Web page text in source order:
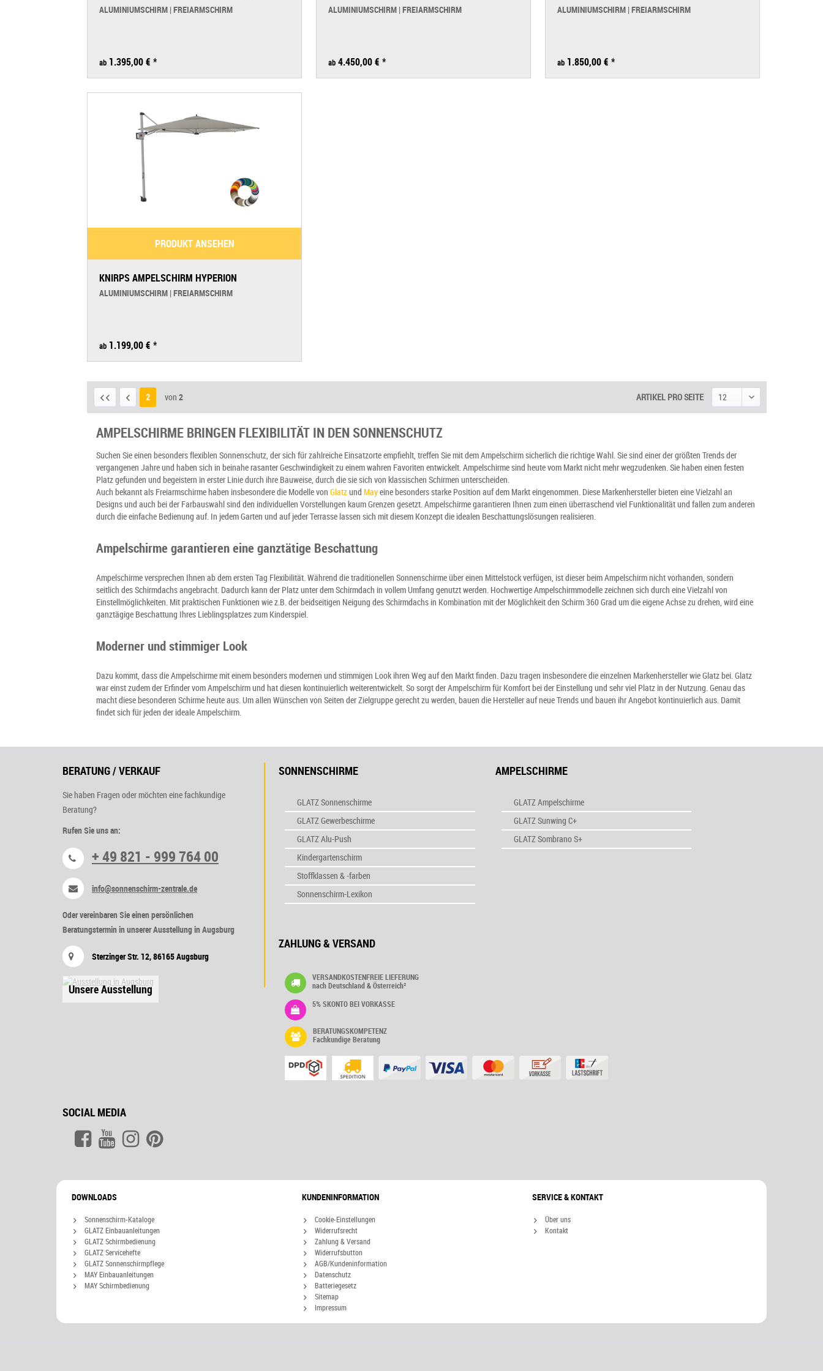
ALUMINIUMSCHIRM | FREIARMSCHIRM
ab 1.395,00 € *
ALUMINIUMSCHIRM | FREIARMSCHIRM
ab 4.450,00 € *
ALUMINIUMSCHIRM | FREIARMSCHIRM
ab1.850,00 € *
PRODUKT ANSEHEN
KNIRPS AMPELSCHIRM HYPERION
ALUMINIUMSCHIRM | FREIARMSCHIRM
ab 1.199,00 € *
2 von 2 ARTIKEL PRO SEITE
AMPELSCHIRME BRINGEN FLEXIBILITÄT IN DEN SONNENSCHUTZ
Suchen Sie einen besonders flexiblen Sonnenschutz, der sich für zahlreiche Einsatzorte empfiehlt, treffen Sie mit dem Ampelschirm sicherlich die richtige Wahl. Sie sind einer der größten Trends der
vergangenen Jahre und haben sich in beinahe rasanter Geschwindigkeit zu einem wahren Favoriten entwickelt. Ampelschirme sind heute vom Markt nicht mehr wegzudenken. Sie haben einen festen
Platz gefunden und begeistern in erster Linie durch ihre Bauweise, durch die sie sich von klassischen Schirmen unterscheiden.
Auch bekannt als Freiarmschirme haben insbesondere die Modelle von Glatzund Mayeine besonders starke Position auf dem Markt eingenommen. Diese Markenhersteller bieten eine Vielzahl an
Designs und auch bei der Farbauswahl sind den individuellen Vorstellungen kaum Grenzen gesetzt. Ampelschirme garantieren Ihnen zum einen überraschend viel Funktionalität und fallen zum anderen
durch die einfache Bedienung auf. In jedem Garten und auf jeder Terrasse lassen sich mit diesem Konzept die idealen Beschattungslösungen realisieren.
Ampelschirme garantieren eine ganztätige Beschattung
Ampelschirme versprechen Ihnen ab dem ersten Tag Flexibilität. Während die traditionellen Sonnenschirme über einen Mittelstock verfügen, ist dieser beim Ampelschirm nicht vorhanden, sondern
seitlich des Schirmdachs angebracht. Dadurch kann der Platz unter dem Schirmdach in vollem Umfang genutzt werden. Hochwertige Ampelschirmmodelle zeichnen sich durch eine Vielzahl von
Einstellmöglichkeiten. Mit praktischen Funktionen wie z.B. der beidseitigen Neigung des Schirmdachs in Kombination mit der Möglichkeit den Schirm 360 Grad um die eigene Achse zu drehen, wird eine
ganztägige Beschattung Ihres Lieblingsplatzes zum Kinderspiel.
Moderner und stimmiger Look
Dazu kommt, dass die Ampelschirme mit einem besonders modernen und stimmigen Look ihren Weg auf den Markt finden. Dazu tragen insbesondere die einzelnen Markenhersteller wie Glatz bei. Glatz
war einst zudem der Erfinder vom Ampelschirm und hat diesen kontinuierlich weiterentwickelt. So sorgt der Ampelschirm für Komfort bei der Einstellung und sehr viel Platz in der Nutzung. Genau das
macht diese besonderen Schirme heute aus. Um allen Wünschen von Seiten der Zielgruppe gerecht zu werden, bauen die Hersteller auf neue Trends und bauen ihr Angebot kontinuierlich aus. Damit
findet sich für jeden der ideale Ampelschirm.
BERATUNG / VERKAUF
Sie haben Fragen oder möchten eine fachkundige
Beratung?
Rufen Sie uns an:
+ 49 821 - 999 764 00
info@sonnenschirm-zentrale.de
Oder vereinbaren Sie einen persönlichen
Beratungstermin in unserer Ausstellung in Augsburg
Sterzinger Str. 12, 86165 Augsburg
Unsere Ausstellung
SONNENSCHIRME
GLATZ Sonnenschirme
GLATZ Gewerbeschirme
GLATZ Alu-Push
Kindergartenschirm
Stoffklassen & -farben
Sonnenschirm-Lexikon
AMPELSCHIRME
GLATZ Ampelschirme
GLATZ Sunwing C+
GLATZ Sombrano S+
ZAHLUNG & VERSAND
VERSANDKOSTENFREIE LIEFERUNG
nach Deutschland & Österreich²
5% SKONTO BEI VORKASSE
BERATUNGSKOMPETENZ
Fachkundige Beratung
SOCIAL MEDIA
DOWNLOADS
Sonnenschirm-Kataloge
GLATZ Einbauanleitungen
GLATZ Schirmbedienung
GLATZ Servicehefte
GLATZ Sonnenschirmpflege
MAY Einbauanleitungen
MAY Schirmbedienung
KUNDENINFORMATION
Cookie-Einstellungen
Widerrufsrecht
Zahlung & Versand
Widerrufsbutton
AGB/Kundeninformation
Datenschutz
Batteriegesetz
Sitemap
Impressum
SERVICE & KONTAKT
Über uns
Kontakt